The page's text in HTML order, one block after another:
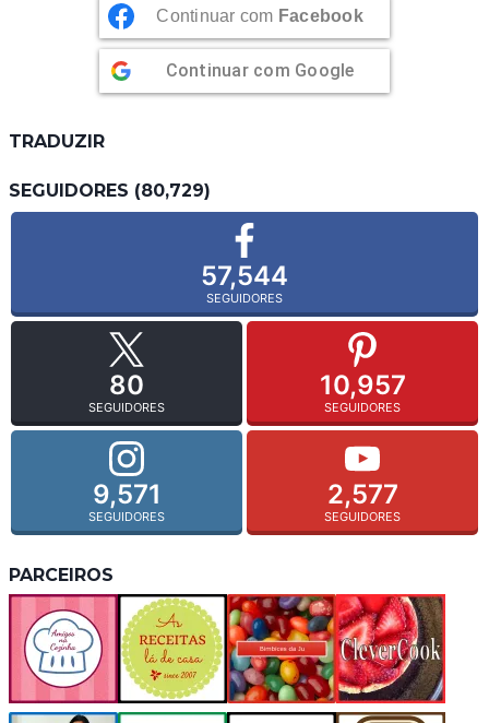
Continuar com Facebook
Continuar com Google
TRADUZIR
SEGUIDORES (80,729)
57,544
SEGUIDORES
80
SEGUIDORES
10,957
SEGUIDORES
9,571
SEGUIDORES
2,577
SEGUIDORES
PARCEIROS